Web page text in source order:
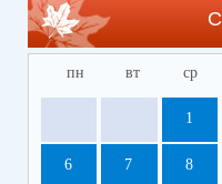
пн вт ср
1
6 7 8